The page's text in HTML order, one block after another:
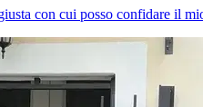
con cui posso confidare il